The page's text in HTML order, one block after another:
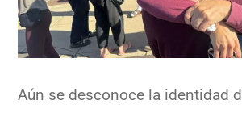
Aún se desconoce la identidad